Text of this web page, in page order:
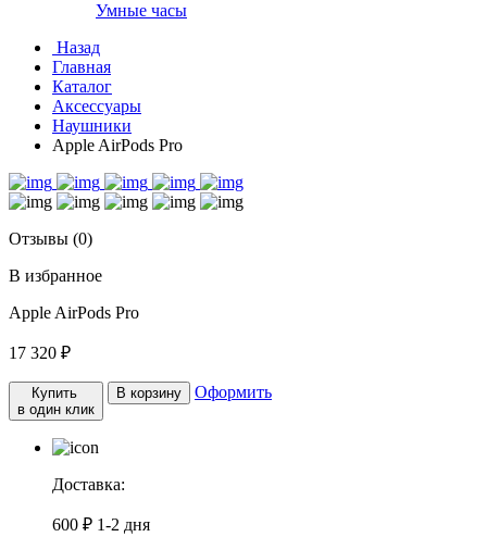
Умные часы
Назад
Главная
Каталог
Аксессуары
Наушники
Apple AirPods Pro
Отзывы (0)
В избранное
Apple AirPods Pro
17 320 ₽
Купить
в один клик
В корзину Оформить
Доставка:
600 ₽ 1-2 дня